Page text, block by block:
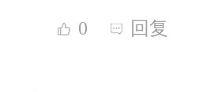
0 回复